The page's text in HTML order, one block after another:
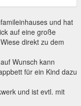
und hat
auf eine große
direkt zu dem
Wunsch kann
für ein Kind dazu
und ist evtl. mit